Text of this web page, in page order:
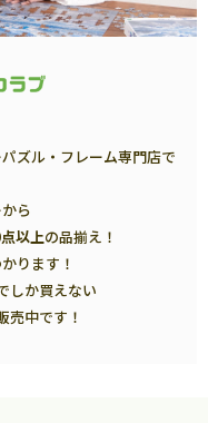
ズル・フレーム専門店で
ら
以上の品揃え！
ります！
しか買えない
売中です！